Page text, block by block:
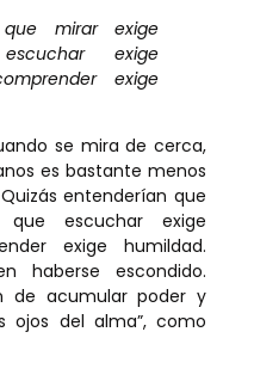
que mirar exige
exige
exige
se mira de cerca,
es bastante menos
entenderían que
que escuchar exige
exige humildad.
haberse escondido.
de acumular poder y
ojos del alma”, como